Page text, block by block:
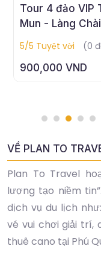
Tour Bình
5/5 Tuyệt vời
840,000
VỀ PLAN TO
Plan To Travel
lượng tạo niềm
dịch vụ du lịch
vé vui chơi giải trí,
thuê cano tại Phú